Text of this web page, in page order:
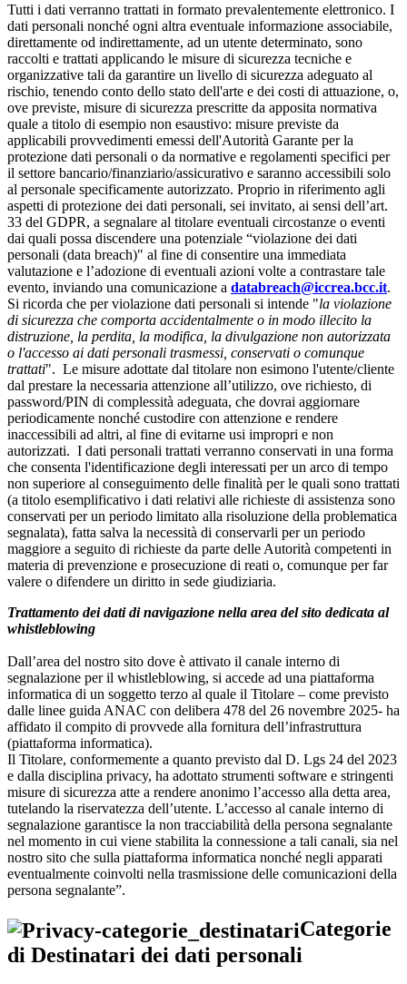
Tutti i dati verranno trattati in formato prevalentemente elettronico. I
dati personali nonché ogni altra eventuale informazione associabile,
direttamente od indirettamente, ad un utente determinato, sono
raccolti e trattati applicando le misure di sicurezza tecniche e
organizzative tali da garantire un livello di sicurezza adeguato al
rischio, tenendo conto dello stato dell'arte e dei costi di attuazione, o,
ove previste, misure di sicurezza prescritte da apposita normativa
quale a titolo di esempio non esaustivo: misure previste da
applicabili provvedimenti emessi dell'Autorità Garante per la
protezione dati personali o da normative e regolamenti specifici per
il settore bancario/finanziario/assicurativo e saranno accessibili solo
al personale specificamente autorizzato. Proprio in riferimento agli
aspetti di protezione dei dati personali, sei invitato, ai sensi dell’art.
33 del GDPR, a segnalare al titolare eventuali circostanze o eventi
dai quali possa discendere una potenziale “violazione dei dati
personali (data breach)" al fine di consentire una immediata
valutazione e l’adozione di eventuali azioni volte a contrastare tale
evento, inviando una comunicazione a databreach@iccrea.bcc.it.
Si ricorda che per violazione dati personali si intende "la violazione
di sicurezza che comporta accidentalmente o in modo illecito la
distruzione, la perdita, la modifica, la divulgazione non autorizzata
o l'accesso ai dati personali trasmessi, conservati o comunque
trattati". Le misure adottate dal titolare non esimono l'utente/cliente
dal prestare la necessaria attenzione all’utilizzo, ove richiesto, di
password/PIN di complessità adeguata, che dovrai aggiornare
periodicamente nonché custodire con attenzione e rendere
inaccessibili ad altri, al fine di evitarne usi impropri e non
autorizzati. I dati personali trattati verranno conservati in una forma
che consenta l'identificazione degli interessati per un arco di tempo
non superiore al conseguimento delle finalità per le quali sono trattati
(a titolo esemplificativo i dati relativi alle richieste di assistenza sono
conservati per un periodo limitato alla risoluzione della problematica
segnalata), fatta salva la necessità di conservarli per un periodo
maggiore a seguito di richieste da parte delle Autorità competenti in
materia di prevenzione e prosecuzione di reati o, comunque per far
valere o difendere un diritto in sede giudiziaria.
Trattamento dei dati di navigazione nella area del sito dedicata al
whistleblowing
Dall’area del nostro sito dove è attivato il canale interno di
segnalazione per il whistleblowing, si accede ad una piattaforma
informatica di un soggetto terzo al quale il Titolare – come previsto
dalle linee guida ANAC con delibera 478 del 26 novembre 2025- ha
affidato il compito di provvede alla fornitura dell’infrastruttura
(piattaforma informatica).
Il Titolare, conformemente a quanto previsto dal D. Lgs 24 del 2023
e dalla disciplina privacy, ha adottato strumenti software e stringenti
misure di sicurezza atte a rendere anonimo l’accesso alla detta area,
tutelando la riservatezza dell’utente. L’accesso al canale interno di
segnalazione garantisce la non tracciabilità della persona segnalante
nel momento in cui viene stabilita la connessione a tali canali, sia nel
nostro sito che sulla piattaforma informatica nonché negli apparati
eventualmente coinvolti nella trasmissione delle comunicazioni della
persona segnalante”.
Categorie
di Destinatari dei dati personali